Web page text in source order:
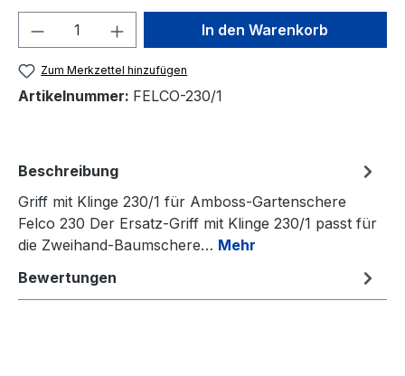
Produkt Anzahl: Gib denIn den Warenkorb
Zum Merkzettel hinzufügen
Artikelnummer: FELCO-230/1
Beschreibung
Griff mit Klinge 230/1 für Amboss-Gartenschere
Felco 230 Der Ersatz-Griff mit Klinge 230/1 passt für
die Zweihand-Baumschere… Mehr
Bewertungen